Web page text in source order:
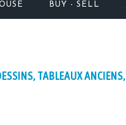
BUY - SELL
TABLEAUX ANCIENS,